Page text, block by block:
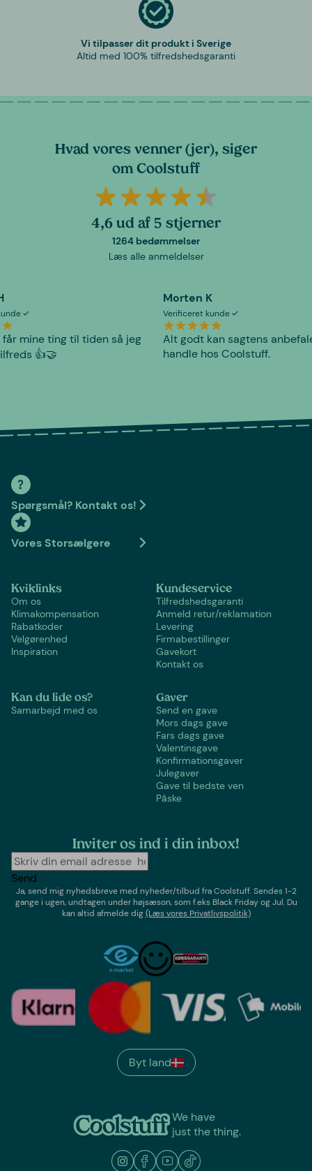
Vi tilpasser dit produkt i Sverige
Altid med 100% tilfredshedsgaranti
Hvad vores venner (jer), siger
om Coolstuff
4,6 ud af 5 stjerner
1264 bedømmelser
Læs alle anmeldelser
får mine ting til tiden så jeg
👍🤝
Morten K
Verificeret kunde
Alt godt kan sagtens
handle hos Coolstuff.
Spørgsmål? Kontakt os!
Vores Storsælgere
Kviklinks
Om os
Klimakompensation
Rabatkoder
Velgørenhed
Inspiration
Kundeservice
Tilfredshedsgaranti
Anmeld retur/reklamation
Levering
Firmabestillinger
Gavekort
Kontakt os
Kan du lide os?
Samarbejd med os
Gaver
Send en gave
Mors dags gave
Fars dags gave
Valentinsgave
Konfirmationsgaver
Julegaver
Gave til bedste ven
Påske
Inviter os ind i din inbox!
Send
Ja, send mig nyhedsbreve med nyheder/tilbud fraCoolstuff. Sendes 1-2
gange i ugen,undtagen under højsæson, som f.eks Black Friday og Jul. Du
kan altid afmelde dig(Læs vores Privatlivspolitik)
We have
just the thing.
Byt land